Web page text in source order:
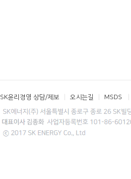
SK윤리경영 상담/제보 오시는길 MSDS